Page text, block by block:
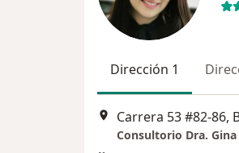
Dirección 1
Consultorio Dra.